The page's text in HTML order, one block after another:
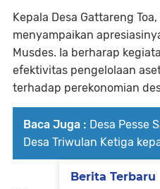
Kepala Desa Gattareng Toa,
menyampaikan
Musdes. Ia berharap
efektivitas pengelolaan
terhadap perekonomian
Baca Juga : Desa Pesse
Desa Triwulan Ketiga
Berita Terbaru